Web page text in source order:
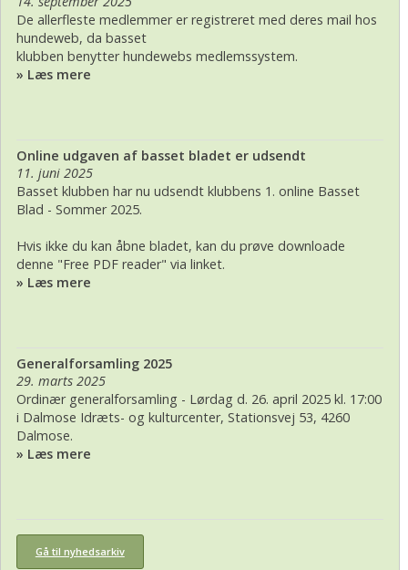
De allerfleste medlemmer er registreret med deres mail hos
hundeweb, da basset
klubben benytter hundewebs medlemssystem.
» Læs mere
Online udgaven af basset bladet er udsendt
11. juni 2025
Basset klubben har nu udsendt klubbens 1. online Basset
Blad - Sommer 2025.
Hvis ikke du kan åbne bladet, kan du prøve downloade
denne "Free PDF reader" via linket.
» Læs mere
Generalforsamling 2025
29. marts 2025
Ordinær generalforsamling - Lørdag d. 26. april 2025 kl. 17:00
i Dalmose Idræts- og kulturcenter, Stationsvej 53, 4260
Dalmose.
» Læs mere
Gå til nyhedsarkiv